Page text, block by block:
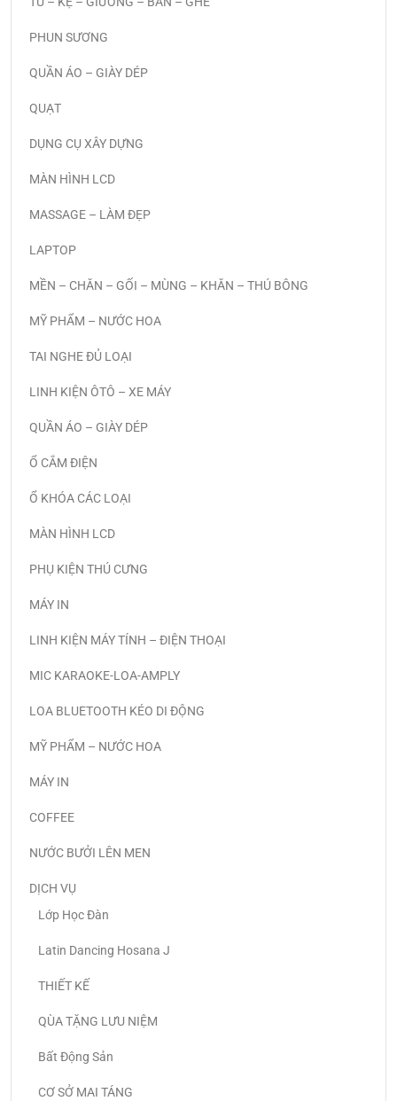
PHUN SƯƠNG
QUẦN ÁO – GIÀY DÉP
QUẠT
DỤNG CỤ XÂY DỰNG
MÀN HÌNH LCD
MASSAGE – LÀM ĐẸP
LAPTOP
MỀN – CHĂN – GỐI – MÙNG – KHĂN – THÚ BÔNG
MỸ PHẨM – NƯỚC HOA
TAI NGHE ĐỦ LOẠI
LINH KIỆN ÔTÔ – XE MÁY
QUẦN ÁO – GIÀY DÉP
Ổ CẮM ĐIỆN
Ổ KHÓA CÁC LOẠI
MÀN HÌNH LCD
PHỤ KIỆN THÚ CƯNG
MÁY IN
LINH KIỆN MÁY TÍNH – ĐIỆN THOẠI
MIC KARAOKE-LOA-AMPLY
LOA BLUETOOTH KÉO DI ĐỘNG
MỸ PHẨM – NƯỚC HOA
MÁY IN
COFFEE
NƯỚC BƯỞI LÊN MEN
DỊCH VỤ
Lớp Học Đàn
Latin Dancing Hosana J
THIẾT KẾ
QÙA TẶNG LƯU NIỆM
Bất Động Sản
CƠ SỞ MAI TÁNG